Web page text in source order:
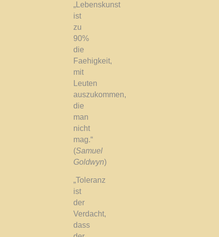
„Lebenskunst
ist
zu
90%
die
Faehigkeit,
mit
Leuten
auszukommen,
die
man
nicht
mag.“
(Samuel
Goldwyn)
„Toleranz
ist
der
Verdacht,
dass